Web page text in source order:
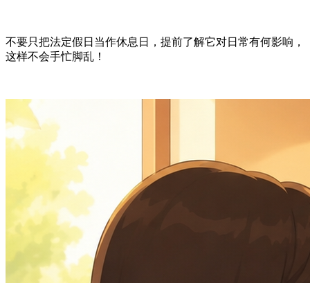
不要只把法定假日当作休息日，提前了解它对日常有何影响，
这样不会手忙脚乱！